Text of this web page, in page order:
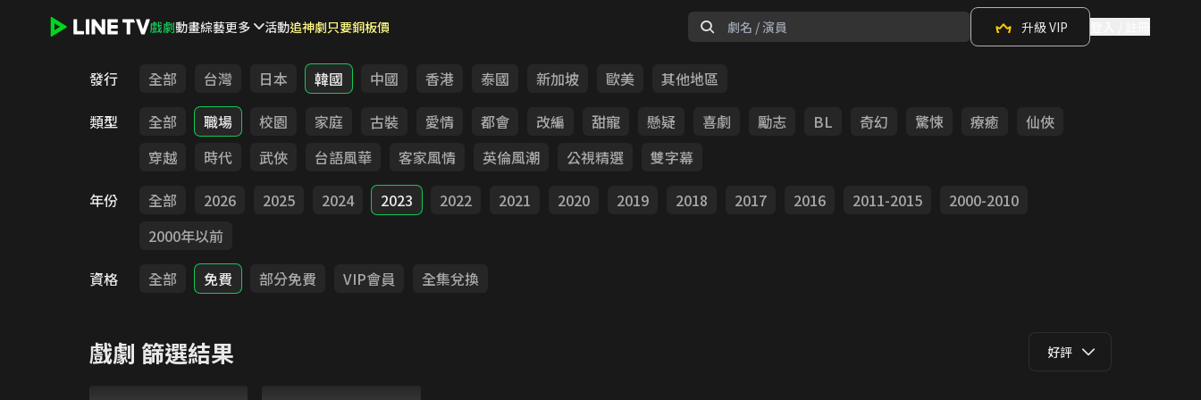
戲劇動畫綜藝更多 活動追神劇只要銅板價 升級 VIP
發行 全部 台灣 日本 韓國 中國 香港 泰國 新加坡 歐美
其他地區
類型
全部 職場 校園 家庭 古裝 愛情 都會 改編 甜寵 懸疑 喜劇 勵志 BL 奇幻 驚悚 療癒
仙俠
穿越
時代 武俠 台語風華 客家風情 英倫風潮 公視精選
雙字幕
年份
全部 2026 2025 2024 2023 2022 2021 2020 2019 2018 2017 2016 2011-2015
2000-2010
2000年以前
資格
全部 免費 部分免費 VIP會員 全集兌換
戲劇 篩選結果 好評